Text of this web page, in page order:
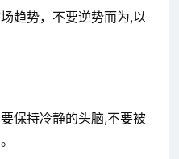
趋势，不要逆势而为,以
保持冷静的头脑,不要被